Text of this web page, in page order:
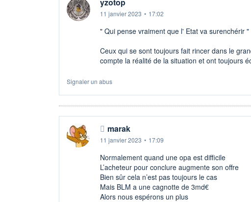
11 janvier 2023 • 17:02
" Qui pense vraiment que l' Etat va surenchérir "
Ceux qui se sont toujours fait rincer dans le
compte la réalité de la situation et ont toujours
Signaler un abus
marak
11 janvier 2023 • 17:09
Normalement quand une opa est difficile
L’acheteur pour conclure augmente son offre
Bien sûr cela n’est pas toujours le cas
Mais BLM a une cagnotte de 3md€
Alors nous espérons un plus